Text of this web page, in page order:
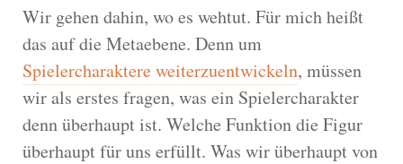
Wir gehen dahin, wo es wehtut. Für mich heißt
das auf die Metaebene. Denn um
Spielercharaktere weiterzuentwickeln, müssen
wir als erstes fragen, was ein Spielercharakter
denn überhaupt ist. Welche Funktion die Figur
überhaupt für uns erfüllt. Was wir überhaupt von